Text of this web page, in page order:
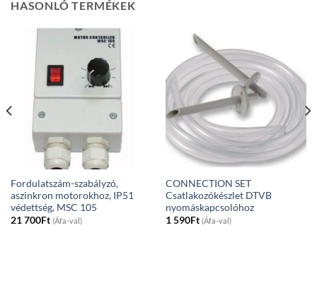
HASONLÓ TERMÉKEK
Fordulatszám-szabályzó,
aszinkron motorokhoz, IP51
védettség, MSC 105
21 700Ft (Áfa-val)
CONNECTION SET
Csatlakozókészlet DTVB
nyomáskapcsolóhoz
1 590Ft (Áfa-val)